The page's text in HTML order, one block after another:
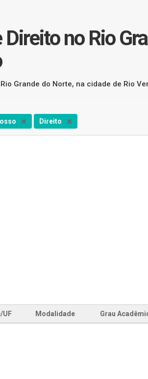
no Rio
Grande do Norte, na cidade de Rio
Direito
UF Modalidade Grau